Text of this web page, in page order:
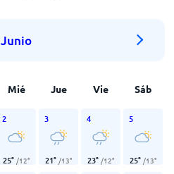
Junio
Mié Jue Vie Sáb
2
25° /12°
3
21° /13°
4
23° /12°
5
25° /13°